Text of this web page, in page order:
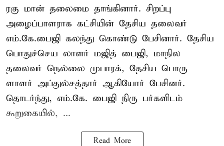
ரகு மான் தலைமை தாங்கினார். சிறப்பு
அழைப்பாளராக கட்சியின் தேசிய தலைவர்
எம்.கே.பைஜி கலந்து கொண்டு பேசினார். தேசிய
பொதுச்செய லாளர் மஜித் பைஜி, மாநில
தலைவர் நெல்லை முபாரக், தேசிய பொரு
ளாளர் அப்துல்சத்தார் ஆகியோர் பேசினர்.
தொடர்ந்து, எம்.கே. பைஜி நிரு பர்களிடம்
கூறுகையில், ...
Read More